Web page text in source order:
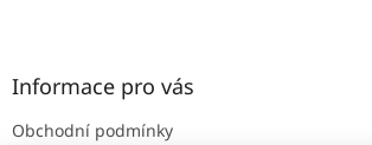
Informace pro vás
Obchodní podmínky